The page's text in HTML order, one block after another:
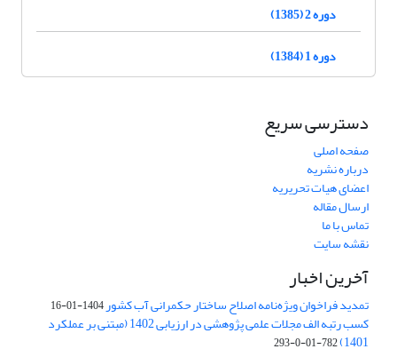
دوره 2 (1385)
دوره 1 (1384)
دسترسی سریع
صفحه اصلی
درباره نشریه
اعضای هیات تحریریه
ارسال مقاله
تماس با ما
نقشه سایت
آخرین اخبار
تمدید فراخوان ویژه‌نامه اصلاح ساختار حکمرانی آب کشور1404-01-16
کسب رتبه الف مجلات علمی پژوهشی در ارزیابی 1402 (مبتنی بر عملکرد
1401)
782-01-0-293